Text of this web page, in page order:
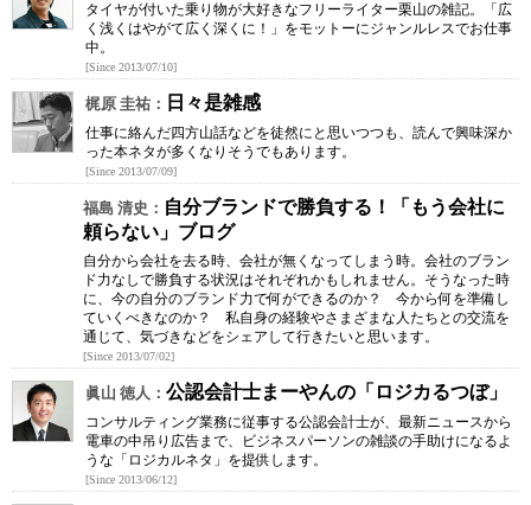
タイヤが付いた乗り物が大好きなフリーライター栗山の雑記。「広
く浅くはやがて広く深くに！」をモットーにジャンルレスでお仕事
中。
[Since 2013/07/10]
梶原 圭祐： 日々是雑感
仕事に絡んだ四方山話などを徒然にと思いつつも、読んで興味深か
った本ネタが多くなりそうでもあります。
[Since 2013/07/09]
福島 清史： 自分ブランドで勝負する！「もう会社に
頼らない」ブログ
自分から会社を去る時、会社が無くなってしまう時。会社のブラン
ド力なしで勝負する状況はそれぞれかもしれません。そうなった時
に、今の自分のブランド力で何ができるのか？ 今から何を準備し
ていくべきなのか？ 私自身の経験やさまざまな人たちとの交流を
通じて、気づきなどをシェアして行きたいと思います。
[Since 2013/07/02]
眞山 徳人： 公認会計士まーやんの「ロジカるつぼ」
コンサルティング業務に従事する公認会計士が、最新ニュースから
電車の中吊り広告まで、ビジネスパーソンの雑談の手助けになるよ
うな「ロジカルネタ」を提供します。
[Since 2013/06/12]